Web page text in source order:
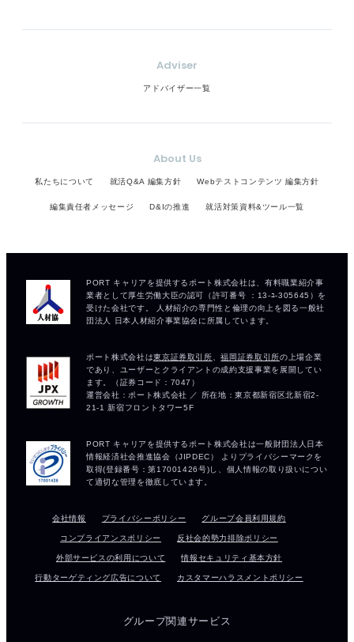
Adviser
アドバイザー一覧
About Us
私たちについて 就活Q&A 編集方針 Webテストコンテンツ 編集方針
編集責任者メッセージ D&Iの推進 就活対策資料&ツール一覧
会社情報 プライバシーポリシー グループ会員利用規約
コンプライアンスポリシー 反社会的勢力排除ポリシー
外部サービスの利用について 情報セキュリティ基本方針
行動ターゲティング広告について カスタマーハラスメントポリシー